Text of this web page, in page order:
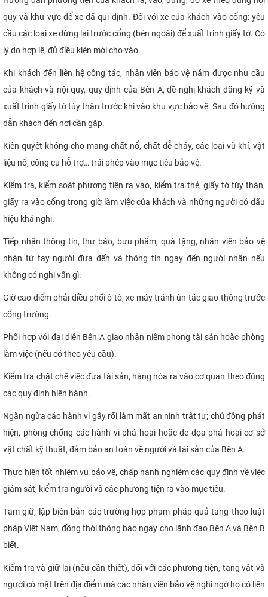
quy và khu vực để xe đã qui định. Đối với xe của khách vào cổng: yêu
cầu các loại xe dừng lại trước cổng (bên ngoài) để xuất trình giấy tờ. Có
lý do hợp lệ, đủ điều kiện mới cho vào.
Khi khách đến liên hệ công tác, nhân viên bảo vệ nắm được nhu cầu
của khách và nội quy, quy định của Bên A, đề nghị khách đăng ký và
xuất trình giấy tờ tùy thân trước khi vào khu vực bảo vệ. Sau đó hướng
dẫn khách đến nơi cần gặp.
Kiên quyết không cho mang chất nổ, chất dễ cháy, các loại vũ khí, vật
liệu nổ, công cụ hỗ trợ… trái phép vào mục tiêu bảo vệ.
Kiểm tra, kiểm soát phương tiện ra vào, kiểm tra thẻ, giấy tờ tùy thân,
giấy ra vào cổng trong giờ làm việc của khách và những người có dấu
hiệu khả nghi.
Tiếp nhận thông tin, thư báo, bưu phẩm, quà tặng, nhân viên bảo vệ
nhận từ tay người đưa đến và thông tin ngay đến người nhận nếu
không có nghi vấn gì.
Giờ cao điểm phải điều phối ô tô, xe máy tránh ùn tắc giao thông trước
cổng trường.
Phối hợp với đại diện Bên A giao nhận niêm phong tài sản hoặc phòng
làm việc (nếu có theo yêu cầu).
Kiểm tra chặt chẽ việc đưa tài sản, hàng hóa ra vào cơ quan theo đúng
các quy định hiện hành.
Ngăn ngừa các hành vi gây rối làm mất an ninh trật tự; chủ động phát
hiện, phòng chống các hành vi phá hoại hoặc đe dọa phá hoại cơ sở
vật chất kỹ thuật, đảm bảo an toàn về người và tài sản của Bên A.
Thực hiện tốt nhiệm vụ bảo vệ, chấp hành nghiêm các quy định về việc
giám sát, kiểm tra người và các phương tiện ra vào mục tiêu.
Tạm giữ, lập biên bản các trường hợp phạm pháp quả tang theo luật
pháp Việt Nam, đồng thời thông báo ngay cho lãnh đạo Bên A và Bên B
biết.
Kiểm tra và giữ lại (nếu cần thiết), đối với các phương tiện, tang vật và
người có mặt trên địa điểm mà các nhân viên bảo vệ nghi ngờ họ có liên